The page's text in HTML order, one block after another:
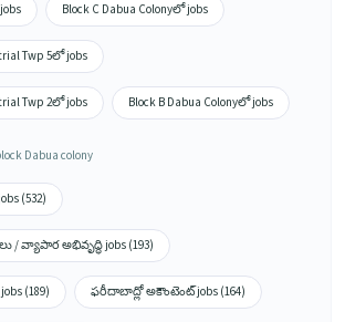
Block C Dabua Colonyలో jobs
Twp 5లో jobs
Twp 2లో jobs Block B Dabua Colonyలో jobs
Dabua colony
(532)
వ్యాపార అభివృద్ధి jobs (193)
(189) ఫరీదాబాద్లో అకౌంటెంట్ jobs (164)